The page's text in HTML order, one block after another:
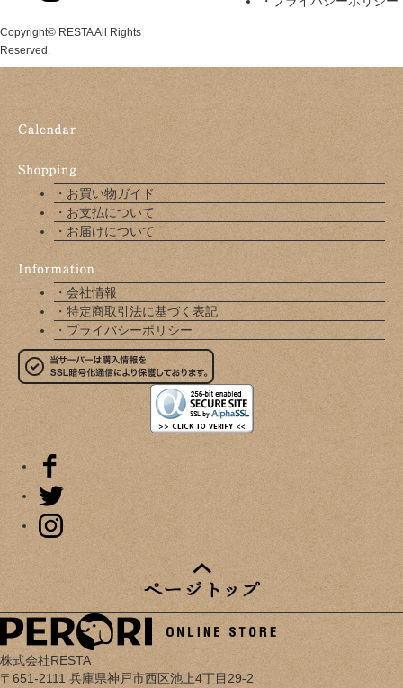
Copyright© RESTA All Rights
Reserved.
・お買い物ガイド
・お支払について
・お届けについて
・会社情報
・特定商取引法に基づく表記
・プライバシーポリシー
株式会社RESTA
〒651-2111 兵庫県神戸市西区池上4丁目29-2